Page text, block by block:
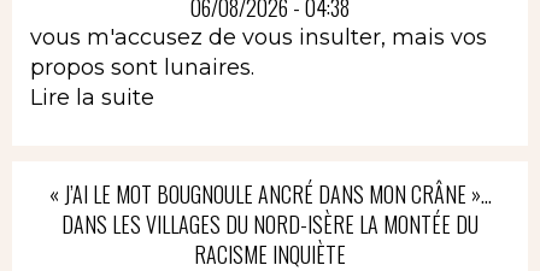
06/08/2026 - 04:38
vous m'accusez de vous insulter, mais vos
propos sont lunaires.
Lire la suite
« J’AI LE MOT BOUGNOULE ANCRÉ DANS MON CRÂNE »…
DANS LES VILLAGES DU NORD-ISÈRE LA MONTÉE DU
RACISME INQUIÈTE